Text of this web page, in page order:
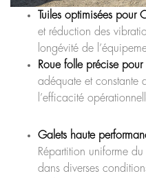
Tuiles optimisées
et réduction des
longévité de
Roue folle précise
adéquate et constante
l’efficacité
Galets haute
Répartition uniforme
dans diverses